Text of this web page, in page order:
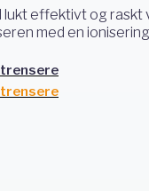
lukt effektivt og raskt
med en